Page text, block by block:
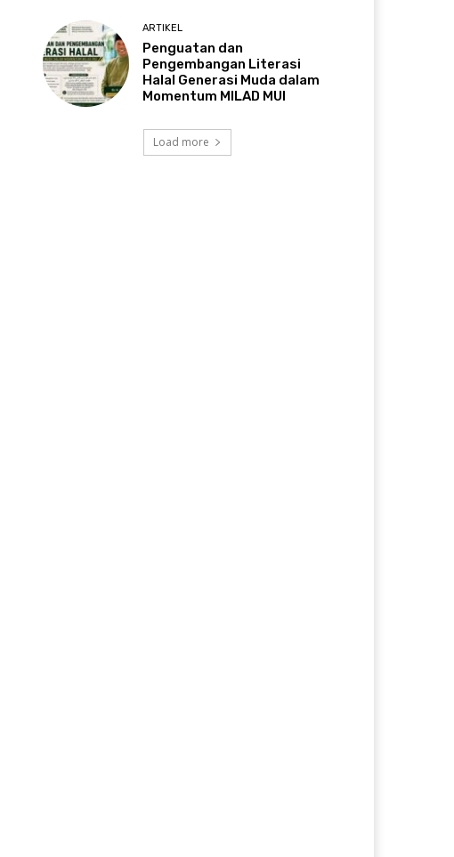
ARTIKEL
Penguatan dan
Pengembangan Literasi
Halal Generasi Muda dalam
Momentum MILAD MUI
Load more